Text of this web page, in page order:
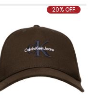
20% OFF